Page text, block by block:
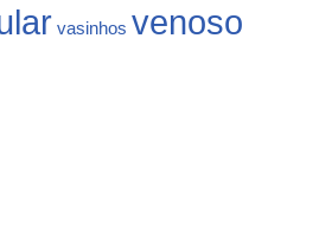
vasinhos venoso